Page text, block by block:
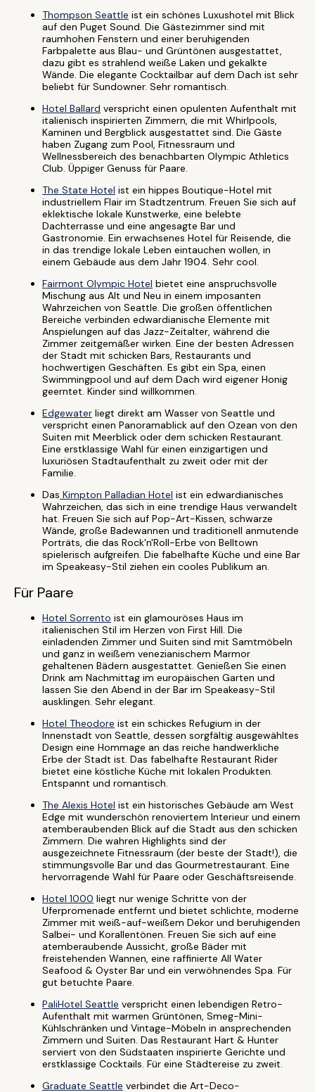
Thompson Seattle ist ein schönes Luxushotel mit Blick
auf den Puget Sound. Die Gästezimmer sind mit
raumhohen Fenstern und einer beruhigenden
Farbpalette aus Blau- und Grüntönen ausgestattet,
dazu gibt es strahlend weiße Laken und gekalkte
Wände. Die elegante Cocktailbar auf dem Dach ist sehr
beliebt für Sundowner. Sehr romantisch.
Hotel Ballard verspricht einen opulenten Aufenthalt mit
italienisch inspirierten Zimmern, die mit Whirlpools,
Kaminen und Bergblick ausgestattet sind. Die Gäste
haben Zugang zum Pool, Fitnessraum und
Wellnessbereich des benachbarten Olympic Athletics
Club. Üppiger Genuss für Paare.
The State Hotel ist ein hippes Boutique-Hotel mit
industriellem Flair im Stadtzentrum. Freuen Sie sich auf
eklektische lokale Kunstwerke, eine belebte
Dachterrasse und eine angesagte Bar und
Gastronomie. Ein erwachsenes Hotel für Reisende, die
in das trendige lokale Leben eintauchen wollen, in
einem Gebäude aus dem Jahr 1904. Sehr cool.
Fairmont Olympic Hotel bietet eine anspruchsvolle
Mischung aus Alt und Neu in einem imposanten
Wahrzeichen von Seattle. Die großen öffentlichen
Bereiche verbinden edwardianische Elemente mit
Anspielungen auf das Jazz-Zeitalter, während die
Zimmer zeitgemäßer wirken. Eine der besten Adressen
der Stadt mit schicken Bars, Restaurants und
hochwertigen Geschäften. Es gibt ein Spa, einen
Swimmingpool und auf dem Dach wird eigener Honig
geerntet. Kinder sind willkommen.
Edgewater liegt direkt am Wasser von Seattle und
verspricht einen Panoramablick auf den Ozean von den
Suiten mit Meerblick oder dem schicken Restaurant.
Eine erstklassige Wahl für einen einzigartigen und
luxuriösen Stadtaufenthalt zu zweit oder mit der
Familie.
Das Kimpton Palladian Hotel ist ein edwardianisches
Wahrzeichen, das sich in eine trendige Haus verwandelt
hat. Freuen Sie sich auf Pop-Art-Kissen, schwarze
Wände, große Badewannen und traditionell anmutende
Porträts, die das Rock'n'Roll-Erbe von Belltown
spielerisch aufgreifen. Die fabelhafte Küche und eine Bar
im Speakeasy-Stil ziehen ein cooles Publikum an.
Für Paare
Hotel Sorrento ist ein glamouröses Haus im
italienischen Stil im Herzen von First Hill. Die
einladenden Zimmer und Suiten sind mit Samtmöbeln
und ganz in weißem venezianischem Marmor
gehaltenen Bädern ausgestattet. Genießen Sie einen
Drink am Nachmittag im europäischen Garten und
lassen Sie den Abend in der Bar im Speakeasy-Stil
ausklingen. Sehr elegant.
Hotel Theodore ist ein schickes Refugium in der
Innenstadt von Seattle, dessen sorgfältig ausgewähltes
Design eine Hommage an das reiche handwerkliche
Erbe der Stadt ist. Das fabelhafte Restaurant Rider
bietet eine köstliche Küche mit lokalen Produkten.
Entspannt und romantisch.
The Alexis Hotel ist ein historisches Gebäude am West
Edge mit wunderschön renoviertem Interieur und einem
atemberaubenden Blick auf die Stadt aus den schicken
Zimmern. Die wahren Highlights sind der
ausgezeichnete Fitnessraum (der beste der Stadt!), die
stimmungsvolle Bar und das Gourmetrestaurant. Eine
hervorragende Wahl für Paare oder Geschäftsreisende.
Hotel 1000 liegt nur wenige Schritte von der
Uferpromenade entfernt und bietet schlichte, moderne
Zimmer mit weiß-auf-weißem Dekor und beruhigenden
Salbei- und Korallentönen. Freuen Sie sich auf eine
atemberaubende Aussicht, große Bäder mit
freistehenden Wannen, eine raffinierte All Water
Seafood & Oyster Bar und ein verwöhnendes Spa. Für
gut betuchte Paare.
PaliHotel Seattle verspricht einen lebendigen Retro-
Aufenthalt mit warmen Grüntönen, Smeg-Mini-
Kühlschränken und Vintage-Möbeln in ansprechenden
Zimmern und Suiten. Das Restaurant Hart & Hunter
serviert von den Südstaaten inspirierte Gerichte und
erstklassige Cocktails. Für eine Städtereise zu zweit.
Graduate Seattle verbindet die Art-Deco-